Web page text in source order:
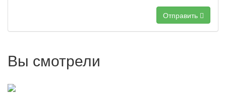
Отправить
Вы смотрели